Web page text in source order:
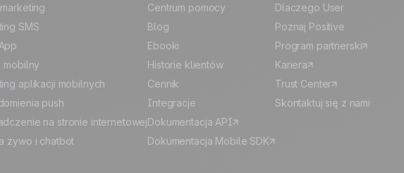
SMS
mobilny
aplikacji mobilnych
push
na stronie internetowej
żywo i chatbot
Centrum pomocy
Blog
Ebooki
Historie klientów
Cennik
Integracje
Dokumentacja API
Dokumentacja Mobile SDK
Dlaczego User
Poznaj Positive
Program partnerski
Kariera
Trust Center
Skontaktuj się z nami